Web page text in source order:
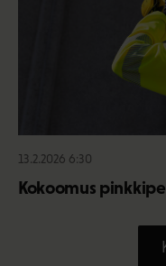
13.2.2026 6:30
Kokoomus